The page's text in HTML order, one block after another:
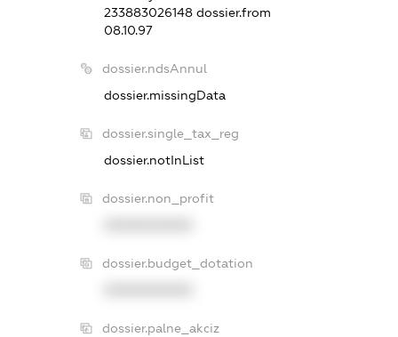
233883026148 dossier.from
08.10.97
dossier.ndsAnnul
dossier.missingData
dossier.single_tax_reg
dossier.notInList
dossier.non_profit
dossier.budget_dotation
dossier.palne_akciz